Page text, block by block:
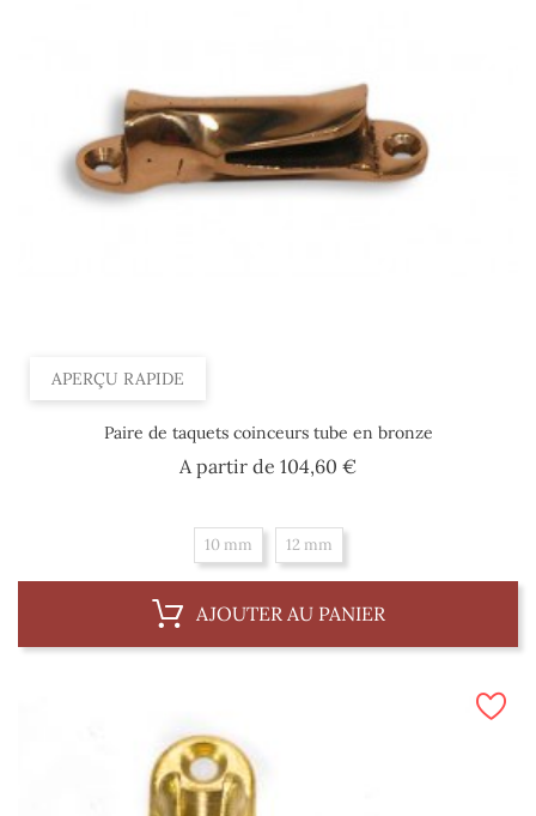
APERÇU RAPIDE
Paire de taquets coinceurs tube en bronze
A partir de 104,60 €Prix
10 mm 12 mm
AJOUTER AU PANIER